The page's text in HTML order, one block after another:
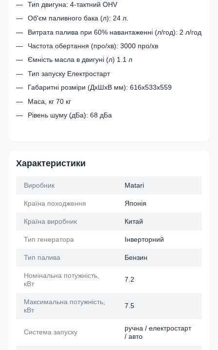
Тип двигуна: 4-тактний OHV
Об'єм паливного бака (л): 24 л.
Витрата палива при 60% навантаженні (л/год): 2 л/год
Частота обертання (про/хв): 3000 про/хв
Ємність масла в двигуні (л) 1.1 л
Тип запуску Електростарт
Габаритні розміри (ДхШхВ мм): 616x533x559
Маса, кг 70 кг
Рівень шуму (дБа): 68 дБа
Характеристики
Виробник Matari
Країна походження Японія
Країна виробник Китай
Тип генератора Інверторний
Тип палива Бензин
Номінальна потужність,
кВт
7.2
Максимальна потужність,
кВт
7.5
Система запуску
ручна / електростарт
/ авто